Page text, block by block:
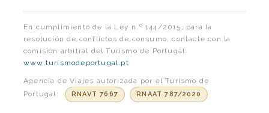
En cumplimiento de la Ley n.º 144/2015, para la
resolución de conflictos de consumo, contacte con la
comisión arbitral del Turismo de Portugal:
www.turismodeportugal.pt
Agencia de Viajes autorizada por el Turismo de
Portugal:
RNAVT 7667 RNAAT 787/2020